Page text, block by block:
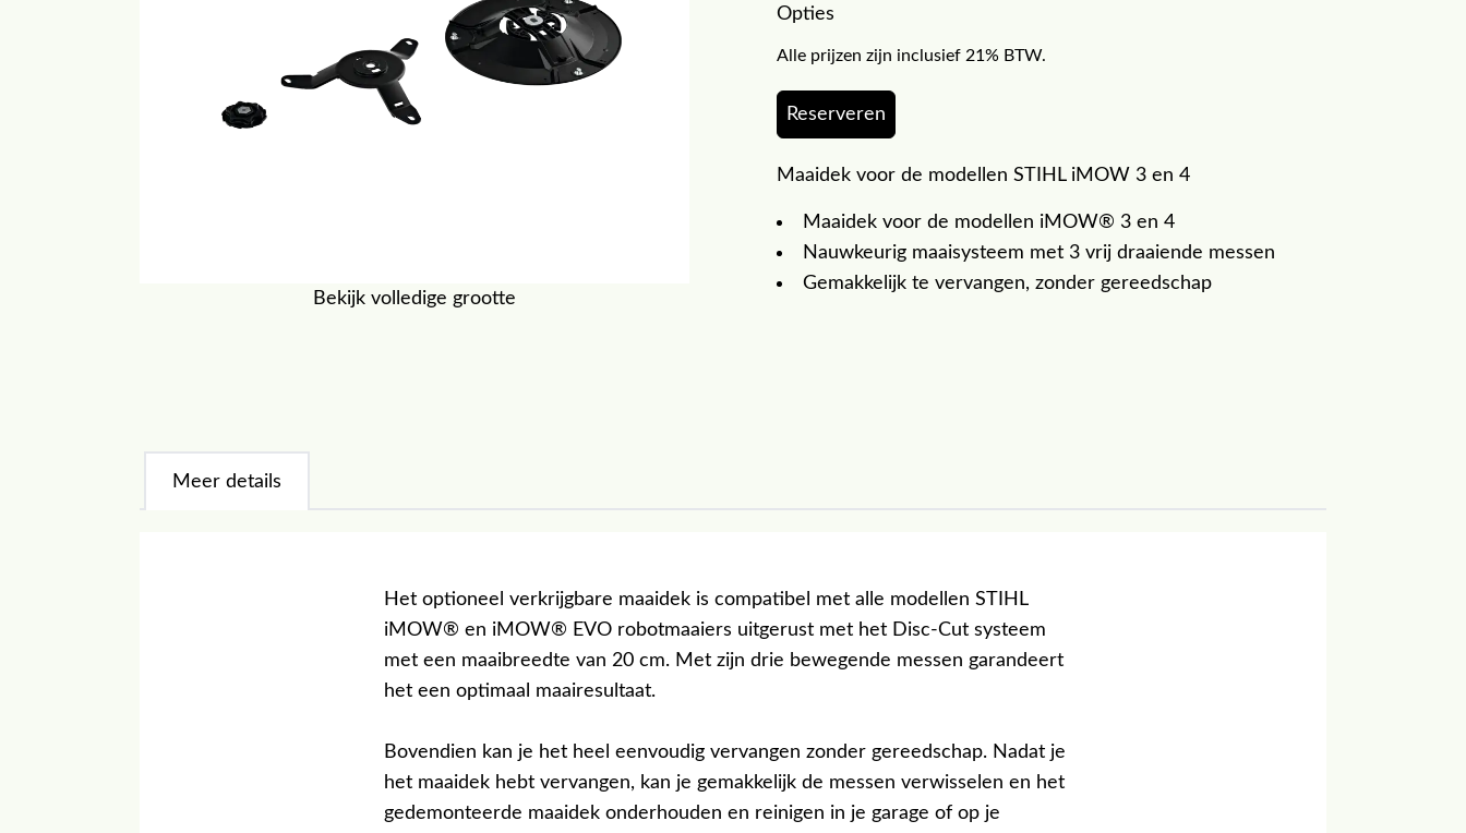
Bekijk volledige grootte
Opties
Alle prijzen zijn inclusief 21% BTW.
Reserveren
Maaidek voor de modellen STIHL iMOW 3 en 4
Maaidek voor de modellen iMOW® 3 en 4
Nauwkeurig maaisysteem met 3 vrij draaiende messen
Gemakkelijk te vervangen, zonder gereedschap
Meer details
Het optioneel verkrijgbare maaidek is compatibel met alle modellen STIHL
iMOW® en iMOW® EVO robotmaaiers uitgerust met het Disc-Cut systeem
met een maaibreedte van 20 cm. Met zijn drie bewegende messen garandeert
het een optimaal maairesultaat.
Bovendien kan je het heel eenvoudig vervangen zonder gereedschap. Nadat je
het maaidek hebt vervangen, kan je gemakkelijk de messen verwisselen en het
gedemonteerde maaidek onderhouden en reinigen in je garage of op je